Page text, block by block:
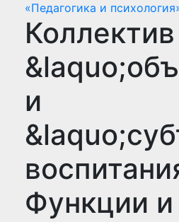
«Педагогика и
и
Функции и